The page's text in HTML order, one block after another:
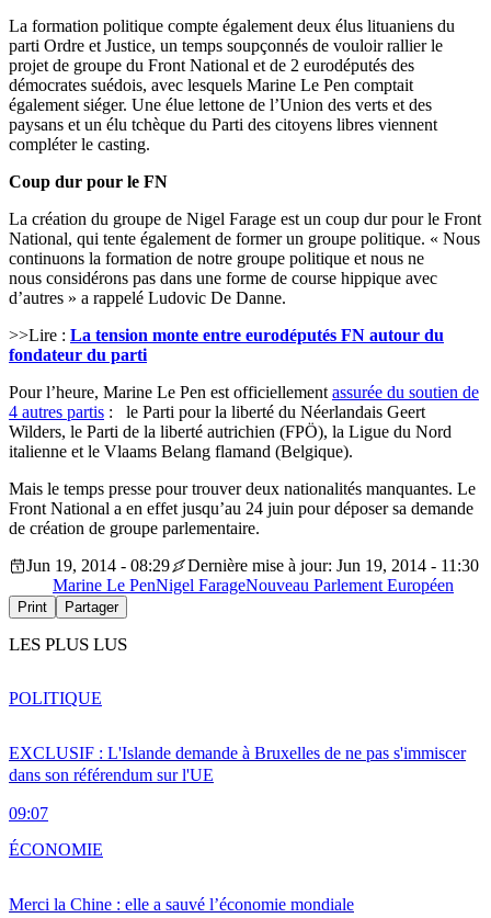
La formation politique compte également deux élus lituaniens du
parti Ordre et Justice, un temps soupçonnés de vouloir rallier le
projet de groupe du Front National et de 2 eurodéputés des
démocrates suédois, avec lesquels Marine Le Pen comptait
également siéger. Une élue lettone de l’Union des verts et des
paysans et un élu tchèque du Parti des citoyens libres viennent
compléter le casting.
Coup dur pour le FN
La création du groupe de Nigel Farage est un coup dur pour le Front
National, qui tente également de former un groupe politique. « Nous
continuons la formation de notre groupe politique et nous ne
nous considérons pas dans une forme de course hippique avec
d’autres » a rappelé Ludovic De Danne.
>>Lire : La tension monte entre eurodéputés FN autour du
fondateur du parti
Pour l’heure, Marine Le Pen est officiellement assurée du soutien de
4 autres partis : le Parti pour la liberté du Néerlandais Geert
Wilders, le Parti de la liberté autrichien (FPÖ), la Ligue du Nord
italienne et le Vlaams Belang flamand (Belgique).
Mais le temps presse pour trouver deux nationalités manquantes. Le
Front National a en effet jusqu’au 24 juin pour déposer sa demande
de création de groupe parlementaire.
Jun 19, 2014 - 08:29
Dernière mise à jour: Jun 19, 2014 - 11:30
Marine Le PenNigel FarageNouveau Parlement Européen
Print Partager
LES PLUS LUS
EXCLUSIF : L'Islande demande à Bruxelles de ne pas s'immiscer
dans son référendum sur l'UE
09:07
POLITIQUE
Merci la Chine : elle a sauvé l’économie mondiale
ÉCONOMIE